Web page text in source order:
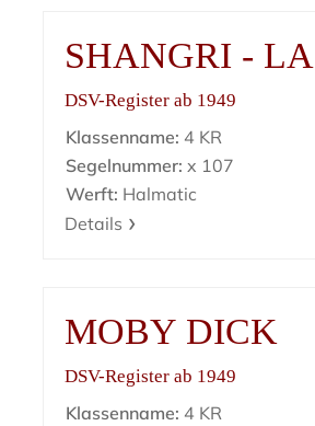
SHANGRI - LA
DSV-Register ab 1949
Klassenname: 4 KR
Segelnummer: x 107
Werft: Halmatic
Details
MOBY DICK
DSV-Register ab 1949
Klassenname: 4 KR